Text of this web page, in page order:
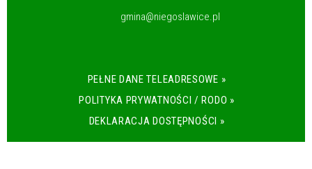
gmina@niegoslawice.pl
PEŁNE DANE TELEADRESOWE »
POLITYKA PRYWATNOŚCI / RODO »
DEKLARACJA DOSTĘPNOŚCI »